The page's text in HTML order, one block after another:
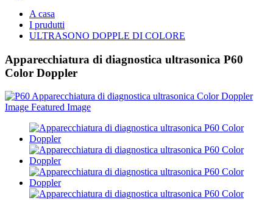
A casa
I prudutti
ULTRASONO DOPPLE DI COLORE
Apparecchiatura di diagnostica ultrasonica P60
Color Doppler